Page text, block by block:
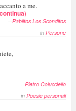
a me.
continua)
--Pablitos Los Sconditos
in Persone
--Pietro Colucciello
in Poesie personali